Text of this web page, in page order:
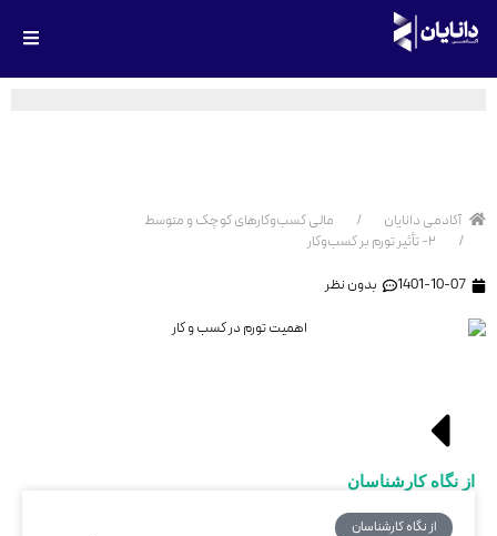
آکادمی دانایان
مالی کسب‌وکارهای کوچک و متوسط
۲- تأثیر تورم بر کسب‌وکار
1401-10-07
بدون نظر
از نگاه کارشناسان
از نگاه کارشناسان